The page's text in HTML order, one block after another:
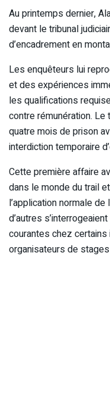
Au printemps dernier,
devant le tribunal
d’encadrement en
Les enquêteurs lui
et des expériences
les qualifications
contre rémunération. Le
quatre mois de prison
interdiction temporaire
Cette première affaire
dans le monde du trail
l’application normale
d’autres
courantes chez
organisateurs de